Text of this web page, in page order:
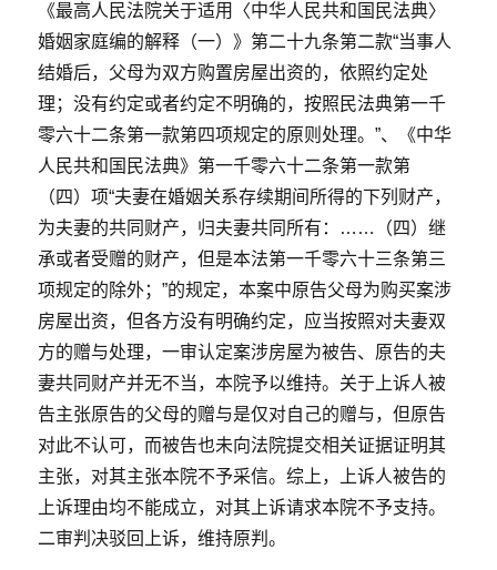
《最高人民法院关于适用〈中华人民共和国民法典〉
婚姻家庭编的解释（一）》第二十九条第二款“当事人
结婚后，父母为双方购置房屋出资的，依照约定处
理；没有约定或者约定不明确的，按照民法典第一千
零六十二条第一款第四项规定的原则处理。”、《中华
人民共和国民法典》第一千零六十二条第一款第
（四）项“夫妻在婚姻关系存续期间所得的下列财产，
为夫妻的共同财产，归夫妻共同所有：……（四）继
承或者受赠的财产，但是本法第一千零六十三条第三
项规定的除外；”的规定，本案中原告父母为购买案涉
房屋出资，但各方没有明确约定，应当按照对夫妻双
方的赠与处理，一审认定案涉房屋为被告、原告的夫
妻共同财产并无不当，本院予以维持。关于上诉人被
告主张原告的父母的赠与是仅对自己的赠与，但原告
对此不认可，而被告也未向法院提交相关证据证明其
主张，对其主张本院不予采信。综上，上诉人被告的
上诉理由均不能成立，对其上诉请求本院不予支持。
二审判决驳回上诉，维持原判。